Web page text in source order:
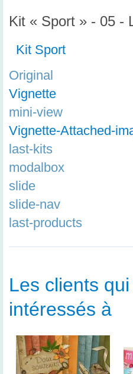
Kit « Sport » - 05 -
Kit Sport
Original
Vignette
mini-view
Vignette-Attached-
last-kits
modalbox
slide
slide-nav
last-products
Les clients
intéressés à